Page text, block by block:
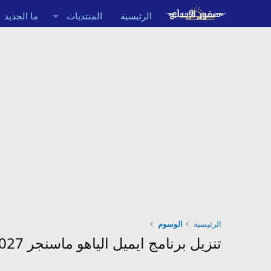
الرئيسية المنتديات ما الجديد
الرئيسية الوسوم
تنزيل برنامج ايميل الياهو ماسنجر 2027